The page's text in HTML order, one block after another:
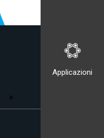
Applicazioni